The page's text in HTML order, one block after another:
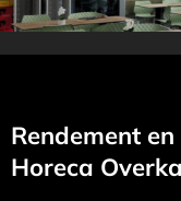
Rendement
Horeca